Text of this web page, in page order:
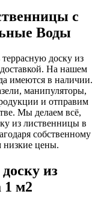
с
Воды
доску из
На нашем
имеются в наличии.
манипуляторы,
и отправим
Мы делаем всё,
из лиственницы в
собственному
низкие цены.
из
1 м2